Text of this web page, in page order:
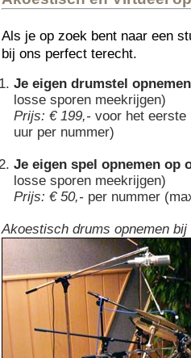
Als je op zoek bent naar een
bij ons perfect terecht.
Je eigen drumstel
losse sporen meekrijgen)
Prijs: € 199,- voor het eerste
uur per nummer)
Je eigen spel opnemen op
losse sporen meekrijgen)
Prijs: € 50,- per nummer
Akoestisch drums opnemen bij